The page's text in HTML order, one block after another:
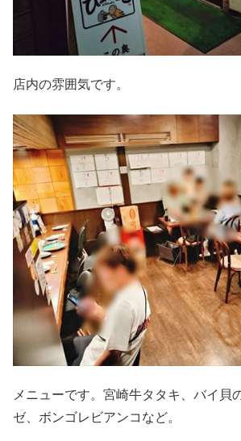
店内の雰囲気です。
メニューです。宮崎牛タタキ、バイ貝
ゼ、ボンゴレビアンコなど。